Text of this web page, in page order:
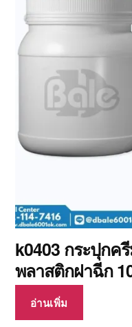
k0403 กระปุกค
พลาสติกฝาฉีก
อ่านเพิ่ม